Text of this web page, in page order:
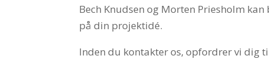
Bech Knudsen og Morten Priesholm
på din projektidé.
Inden du kontakter os, opfordrer vi dig